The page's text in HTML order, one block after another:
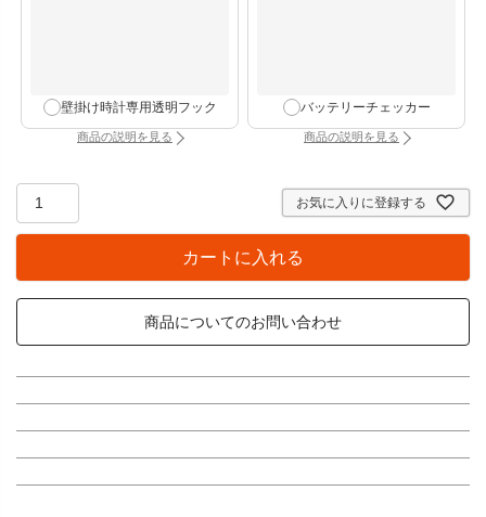
壁掛け時計専用透明フック
商品の説明を見る：壁掛け時計専用透明フック（別タブで開きます）
バッテリーチェッカー
商品の説明を見る：バッテリーチェッカ
お気に入りに登録する
カートに入れる
商品についてのお問い合わせ